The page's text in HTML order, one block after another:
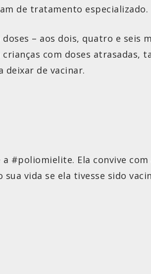
de tratamento especializado.
– aos dois, quatro e seis
com doses atrasadas,
deixar de vacinar.
a #poliomielite. Ela convive
vida se ela tivesse sido